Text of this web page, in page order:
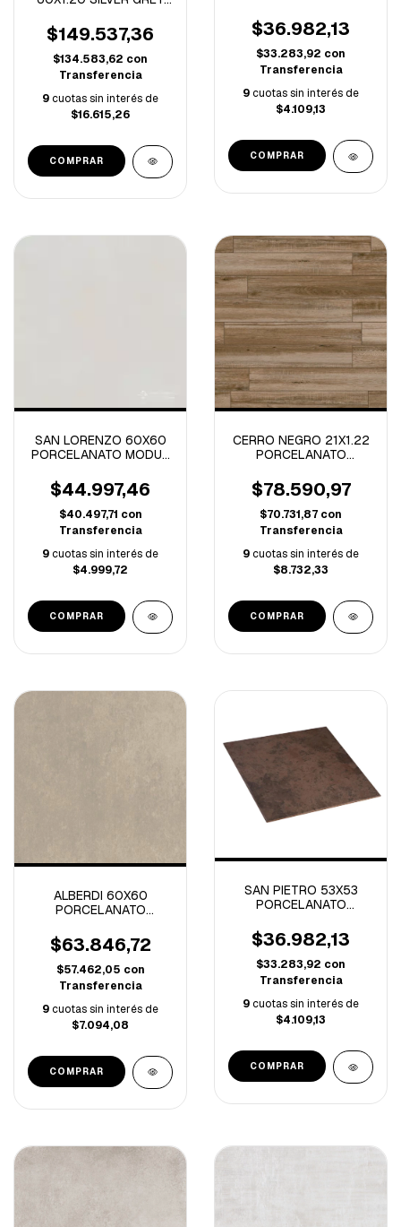
-2.16M/C-
$149.537,36
$134.583,62 con
Transferencia
9cuotas sin interés de
$16.615,26
-1.69M/C
$36.982,13
$33.283,92 con
Transferencia
9cuotas sin interés de
$4.109,13
SAN LORENZO 60X60
PORCELANATO MODUS
$44.997,46
$40.497,71 con
Transferencia
9cuotas sin interés de
$4.999,72
CERRO NEGRO 21X1.22
PORCELANATO
CAJA DE 2.02 M2
$78.590,97
$70.731,87 con
Transferencia
9cuotas sin interés de
$8.732,33
ALBERDI 60X60
PORCELANATO
RECTIFICADO 1º -2.88
M/C-
$63.846,72
$57.462,05 con
Transferencia
9cuotas sin interés de
$7.094,08
SAN PIETRO 53X53
PORCELANATO
MERCURIO -1.69M/C
$36.982,13
$33.283,92 con
Transferencia
9cuotas sin interés de
$4.109,13